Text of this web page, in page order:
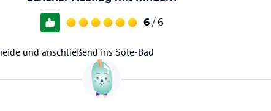
6 / 6
und anschließend ins Sole-Bad